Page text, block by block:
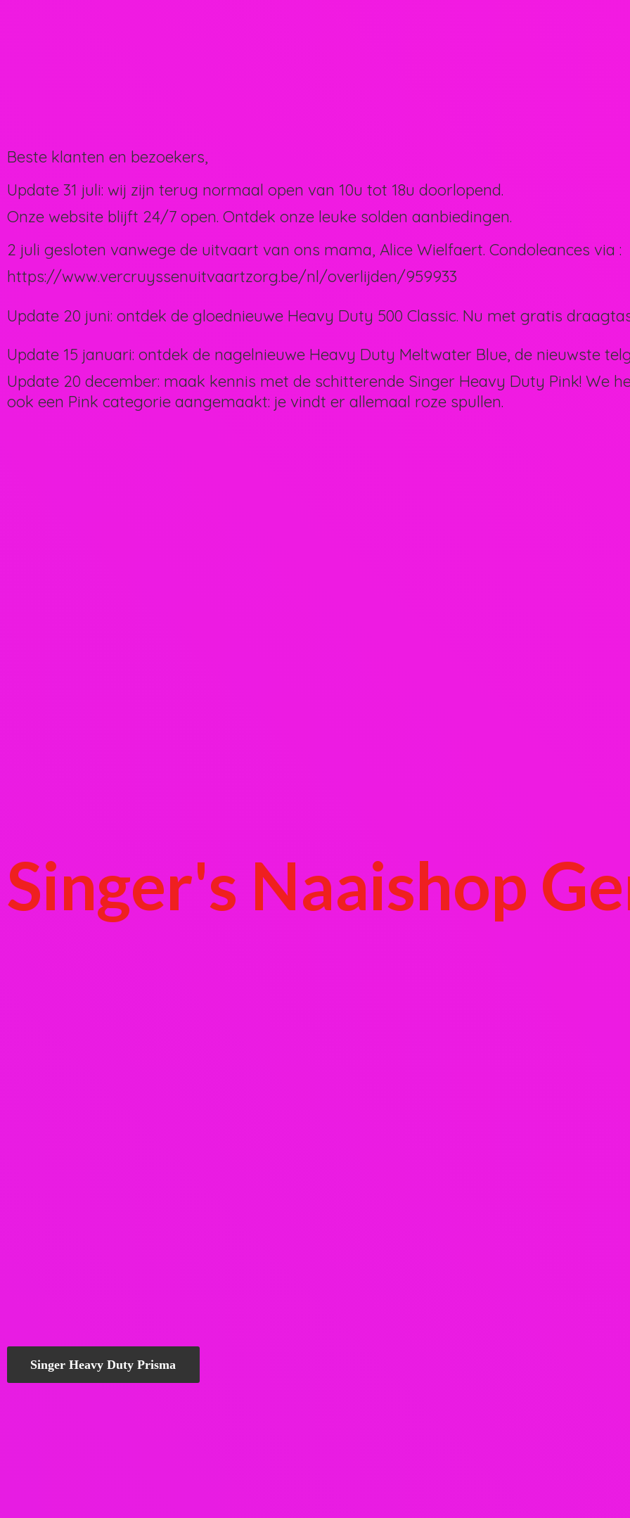
Singer's Naaishop
Beste klanten en bezoekers,
Update 31 juli: wij zijn terug normaal open van 10u tot 18u doorlopend.
Onze website blijft 24/7 open. Ontdek onze leuke solden aanbiedingen.
2 juli gesloten vanwege de uitvaart van ons mama, Alice Wielfaert. Condoleances via :
https://www.vercruyssenuitvaartzorg.be/nl/overlijden/959933
Update 20 juni: ontdek de gloednieuwe Heavy Duty 500 Classic. Nu met gratis
Update 15 januari: ontdek de nagelnieuwe Heavy Duty Meltwater Blue, de nieuwste
Update 20 december: maak kennis met de schitterende Singer Heavy Duty Pink! We
ook een Pink categorie aangemaakt: je vindt er allemaal roze spullen.
Singer Heavy Duty Prisma